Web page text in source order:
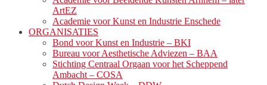
ArtEZ
Academie voor Kunst en Industrie Enschede
ORGANISATIES
Bond voor Kunst en Industrie – BKI
Bureau voor Aesthetische Adviezen – BAA
Stichting Centraal Orgaan voor het Scheppend
Ambacht – COSA